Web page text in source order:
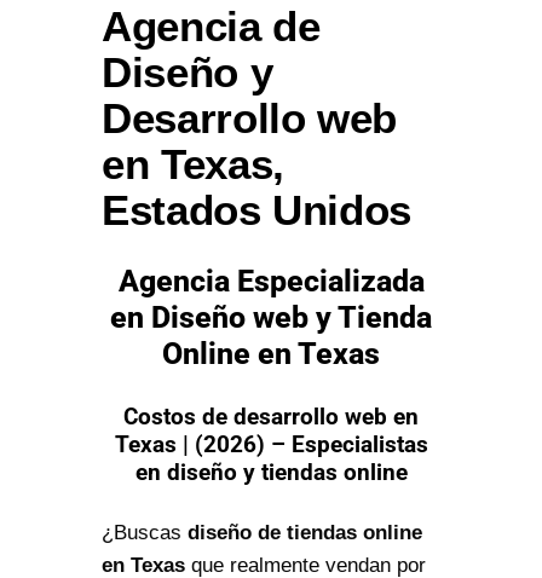
Agencia de
Diseño y
Desarrollo web
en Texas,
Estados Unidos
Agencia Especializada
en Diseño web y Tienda
Online en Texas
Costos de desarrollo web en
Texas | (2026) – Especialistas
en diseño y tiendas online
¿Buscas diseño de tiendas online
en Texas que realmente vendan por